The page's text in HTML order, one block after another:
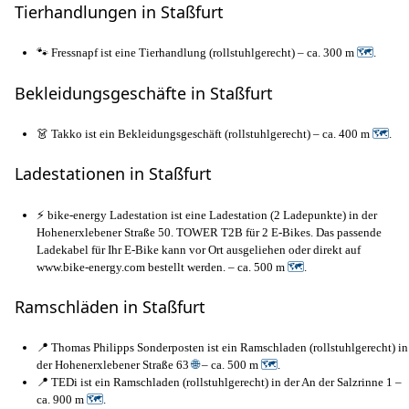
Tierhandlungen in Staßfurt
🐾 Fressnapf ist eine Tierhandlung (rollstuhlgerecht) – ca. 300 m 🗺.
Bekleidungsgeschäfte in Staßfurt
👗 Takko ist ein Bekleidungsgeschäft (rollstuhlgerecht) – ca. 400 m 🗺.
Ladestationen in Staßfurt
⚡ bike-energy Ladestation ist eine Ladestation (2 Ladepunkte) in der
Hohenerxlebener Straße 50. TOWER T2B für 2 E-Bikes. Das passende
Ladekabel für Ihr E-Bike kann vor Ort ausgeliehen oder direkt auf
www.bike-energy.com bestellt werden. – ca. 500 m 🗺
Ramschläden in Staßfurt
📍 Thomas Philipps Sonderposten ist ein Ramschladen (rollstuhlgerecht) in
der Hohenerxlebener Straße 63🌐– ca. 500 m 🗺.
📍 TEDi ist ein Ramschladen (rollstuhlgerecht) in der An der Salzrinne 1 –
ca. 900 m 🗺.